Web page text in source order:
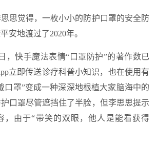
觉得，一枚小小的防护口罩的安全防
安地渡过了2020年。
快手魔法表情“口罩防护”的著作数已
立即传送诊疗科普小知识，也在使用有
口罩”变成一种深深地根植大家脑海中的
口罩尽管遮挡住了半脸，但李思思提示
，由于“带笑的双眼，他人是能看获得